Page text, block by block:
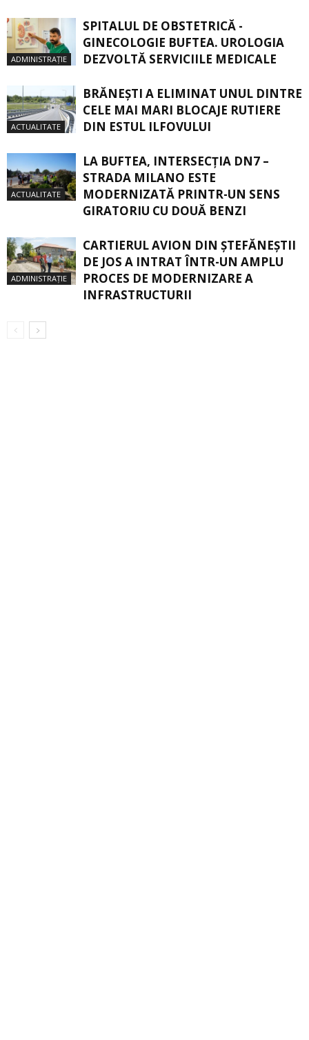
ADMINISTRAȚIE
SPITALUL DE OBSTETRICĂ -
GINECOLOGIE BUFTEA. UROLOGIA
DEZVOLTĂ SERVICIILE MEDICALE
ACTUALITATE
BRĂNEȘTI A ELIMINAT UNUL DINTRE
CELE MAI MARI BLOCAJE RUTIERE
DIN ESTUL ILFOVULUI
ACTUALITATE
LA BUFTEA, INTERSECŢIA DN7 –
STRADA MILANO ESTE
MODERNIZATĂ PRINTR-UN SENS
GIRATORIU CU DOUĂ BENZI
ADMINISTRAȚIE
CARTIERUL AVION DIN ŞTEFĂNEŞTII
DE JOS A INTRAT ÎNTR-UN AMPLU
PROCES DE MODERNIZARE A
INFRASTRUCTURII